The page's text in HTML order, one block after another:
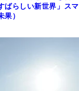
ばらしい新世界」スマ
）